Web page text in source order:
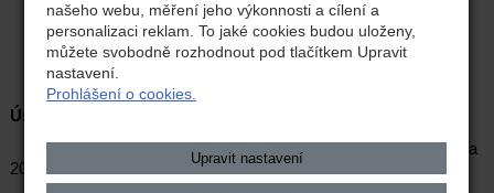
Začátek zkoušky …………………………..
Ústní závěrečná zkouška
A3M, E3L, A3K 19. – 21. června
2023
našeho webu, měření jeho výkonnosti a cílení a
personalizaci reklam. To jaké cookies budou uloženy,
můžete svobodně rozhodnout pod tlačítkem Upravit
nastavení.
Prohlášení o cookies.
Upravit nastavení